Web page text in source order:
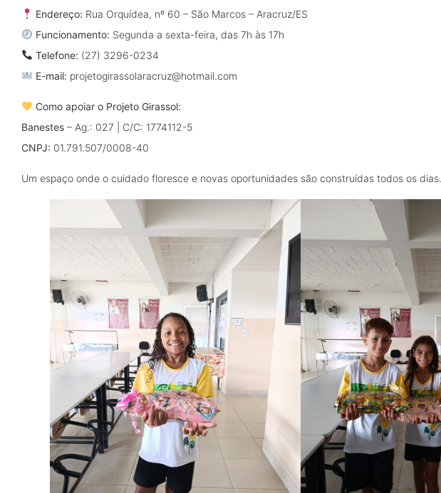
Endereço: Rua Orquídea, nº 60 – São Marcos – Aracruz/ES
Funcionamento: Segunda a sexta-feira, das 7h às 17h
Telefone: (27) 3296-0234
E-mail: projetogirassolaracruz@hotmail.com
Como apoiar o Projeto Girassol:
Banestes – Ag.: 027 | C/C: 1774112-5
CNPJ: 01.791.507/0008-40
Um espaço onde o cuidado floresce e novas oportunidades são construídas todos os dias.